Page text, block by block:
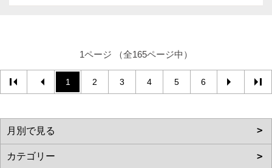
1ページ （全165ページ中）
1 2 3 4 5 6